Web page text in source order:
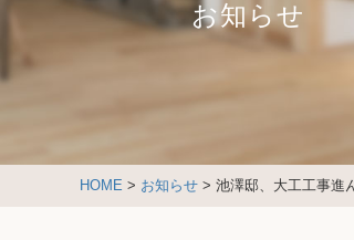
お知らせ
HOME > お知らせ> 池澤邸、大工工事進